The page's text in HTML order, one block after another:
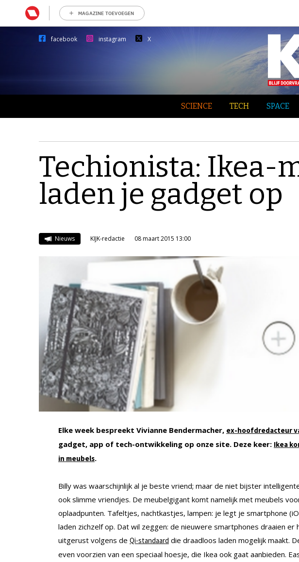
MAGAZINE TOEVOEGEN
facebook instagram X
SCIENCE TECH SPACE
Techionista: Ikea-
laden je gadget op
Nieuws KIJK-redactie 08 maart 2015 13:00
Elke week bespreekt Vivianne Bendermacher, ex-hoofdredacteur
gadget, app of tech-ontwikkeling op onze site. Deze keer: Ikea
in meubels.
Billy was waarschijnlijk al je beste vriend; maar de niet bijster
ook slimme vriendjes. De meubelgigant komt namelijk met meubels
oplaadpunten. Tafeltjes, nachtkastjes, lampen: je legt je smartphone
laden zichzelf op. Dat wil zeggen: de nieuwere smartphones draaien er
uitgerust volgens de Qi-standaard die draadloos laden mogelijk maakt.
even voorzien van een speciaal hoesje, die Ikea ook gaat aanbieden.